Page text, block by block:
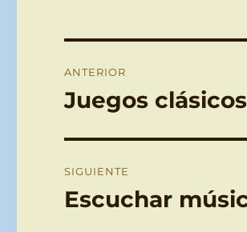
de
ANTERIOR
Entrada
Juegos
SIGUIENTE
Entrada
Escuchar